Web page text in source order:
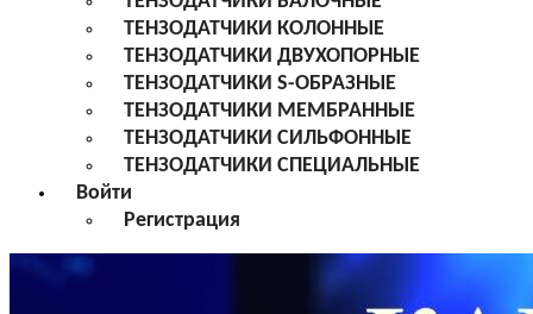
ТЕНЗОДАТЧИКИ КОЛОННЫЕ
ТЕНЗОДАТЧИКИ ДВУХОПОРНЫЕ
ТЕНЗОДАТЧИКИ S-ОБРАЗНЫЕ
ТЕНЗОДАТЧИКИ МЕМБРАННЫЕ
ТЕНЗОДАТЧИКИ СИЛЬФОННЫЕ
ТЕНЗОДАТЧИКИ СПЕЦИАЛЬНЫЕ
Войти
Регистрация